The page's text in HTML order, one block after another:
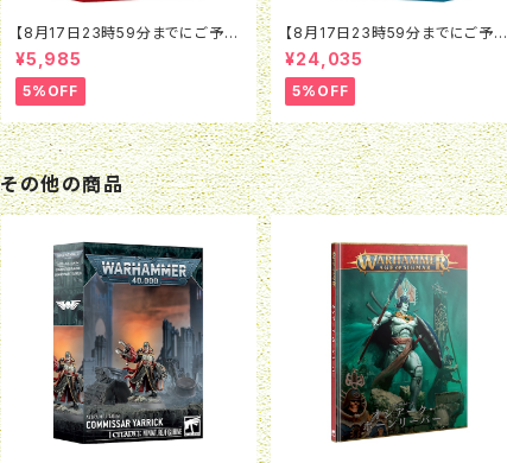
【8月17日23時59分までにご予約
で5％OFF】ブラッドボウル：モルグ
＝ンソルグ
¥5,985
5%OFF
【8月17日23時59分までにご予約
で5％OFF】オールドワールド：ウォ
リアー・オヴ・ケイオス：バトルマー
チアーミー
¥24,035
5%OFF
その他の商品